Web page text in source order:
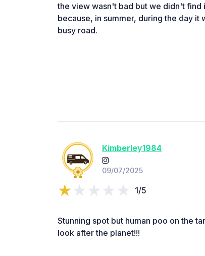
the view wasn't bad but we didn't find
because, in summer, during the day it
busy road.
Kimberley1984
09/07/2025
1/5
Stunning spot but human poo on the
look after the planet!!!